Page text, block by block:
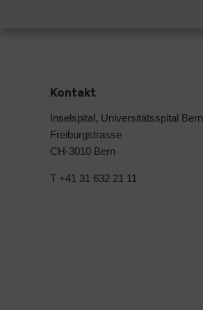
Kontakt
Inselspital, Universitätsspital Bern
Freiburgstrasse
CH-3010 Bern
T +41 31 632 21 11